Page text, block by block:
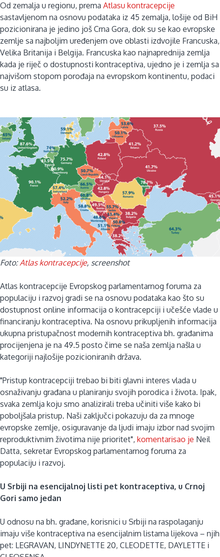
Od zemalja u regionu, prema Atlasu kontracepcije
sastavljenom na osnovu podataka iz 45 zemalja, lošije od BiH
pozicionirana je jedino još Crna Gora, dok su se kao evropske
zemlje sa najboljim uređenjem ove oblasti izdvojile Francuska,
Velika Britanija i Belgija. Francuska kao najnaprednija zemlja
kada je riječ o dostupnosti kontraceptiva, ujedno je i zemlja sa
najvišom stopom porođaja na evropskom kontinentu, podaci
su iz atlasa.
Foto:Atlas kontracepcije, screenshot
Atlas kontracepcije Evropskog parlamentarnog foruma za
populaciju i razvoj gradi se na osnovu podataka kao što su
dostupnost online informacija o kontracepciji i učešće vlade u
financiranju kontraceptiva. Na osnovu prikupljenih informacija
ukupna pristupačnost modernih kontraceptiva bh. građanima
procijenjena je na 49.5 posto čime se naša zemlja našla u
kategoriji najlošije pozicioniranih država.
"Pristup kontracepciji trebao bi biti glavni interes vlada u
osnaživanju građana u planiranju svojih porodica i života. Ipak,
svaka zemlja koju smo analizirali treba učiniti više kako bi
poboljšala pristup. Naši zaključci pokazuju da za mnoge
evropske zemlje, osiguravanje da ljudi imaju izbor nad svojim
reproduktivnim životima nije prioritet", komentarisao je Neil
Datta, sekretar Evropskog parlamentarnog foruma za
populaciju i razvoj.
U Srbiji na esencijalnoj listi pet kontraceptiva, u Crnoj
Gori samo jedan
U odnosu na bh. građane, korisnici u Srbiji na raspolaganju
imaju više kontraceptiva na esencijalnim listama lijekova – njih
pet: LEGRAVAN, LINDYNETTE 20, CLEODETTE, DAYLETTE i